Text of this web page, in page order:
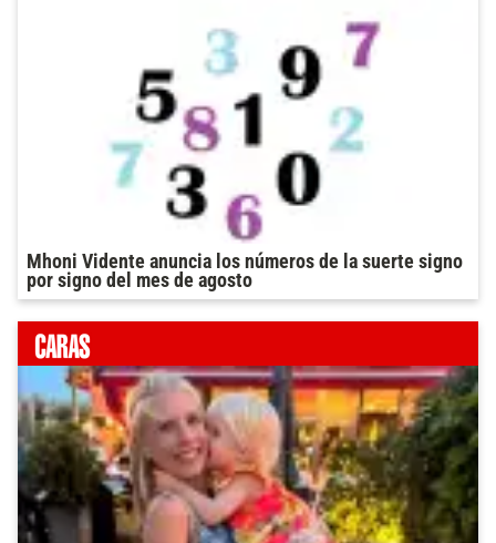
Mhoni Vidente anuncia los números de la suerte signo
por signo del mes de agosto